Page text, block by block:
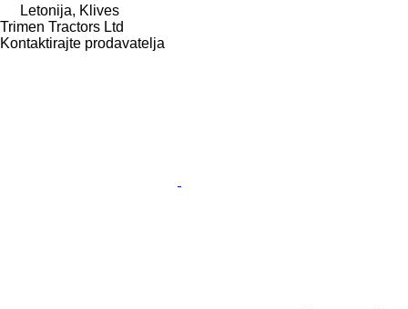
Letonija, Klives
Trimen Tractors Ltd
Kontaktirajte prodavatelja